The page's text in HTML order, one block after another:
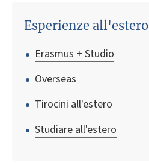
Esperienze all'estero
Erasmus + Studio
Overseas
Tirocini all'estero
Studiare all'estero